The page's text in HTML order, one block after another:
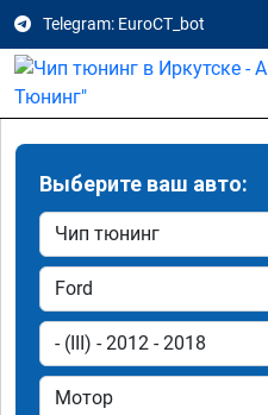
Telegram: EuroCT_bot
Выберите ваш авто: